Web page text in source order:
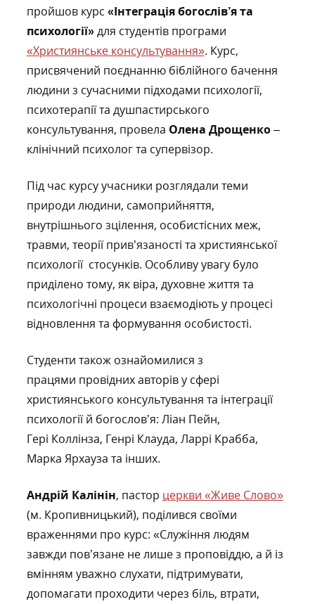
пройшов курс «Інтеграція богослів’я та
психології»для студентів програми
«Християнське консультування». Курс,
присвячений поєднанню біблійного бачення
людини з сучасними підходами психології,
психотерапії та душпастирського
консультування, провела Олена Дрощенко–
клінічний психолог та супервізор.
Під час курсу учасники розглядали теми
природи людини, самоприйняття,
внутрішнього зцілення, особистісних меж,
травми, теорії прив’язаності та християнської
психології стосунків. Особливу увагу було
приділено тому, як віра, духовне життя та
психологічні процеси взаємодіють у процесі
відновлення та формування особистості.
Студенти також ознайомилися з
працями провідних авторів у сфері
християнського консультування та інтеграції
психології й богослов’я: Ліан Пейн,
Гері Коллінза, Генрі Клауда, Ларрі Крабба,
Марка Ярхауза та інших.
Андрій Калінін, пастор церкви «Живе Слово»
(м. Кропивницький), поділився своїми
враженнями про курс: «Служіння людям
завжди пов’язане не лише з проповіддю, а й із
вмінням уважно слухати, підтримувати,
допомагати проходити через біль, втрати,